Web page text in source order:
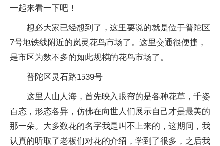
一起来看一下吧！
想必大家已经想到了，这里要说的就是位于普陀区
7号地铁线附近的岚灵花鸟市场了。这里交通很便捷，
是市区为数不多的如此规模的花鸟市场了。
普陀区灵石路1539号
这里人山人海，首先映入眼帘的是各种花草，千姿
百态，形态各异，仿佛在向世人们展示自己才是最美的
那一朵。大多数花的名字我是叫不上来的，这期间，我
认真的听取了老板们对花的介绍，学到了很多，之后我